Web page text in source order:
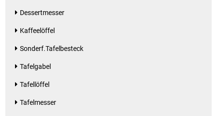
Gemüsekonserven
Geschirrreiniger
Gläser
Dessertmesser
Kaffeelöffel
Sonderf.Tafelbesteck
Tafelgabel
Tafellöffel
Tafelmesser